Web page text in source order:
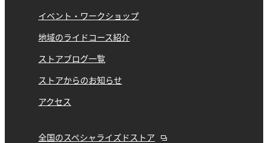
イベント・ワークショップ
地域のライドコース紹介
ストアブログ一覧
ストアからのお知らせ
アクセス
全国のスペシャライズドストア